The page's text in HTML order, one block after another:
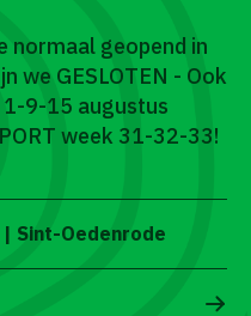
normaal geopend in
we GESLOTEN - Ook
9-15 augustus
week 31-32-33!
Sint-Oedenrode